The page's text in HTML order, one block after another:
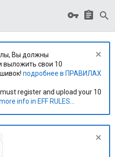
Вы должны
выложить свои 10
подробнее в ПРАВИЛАХ
register and upload your 10
info in EFF RULES...